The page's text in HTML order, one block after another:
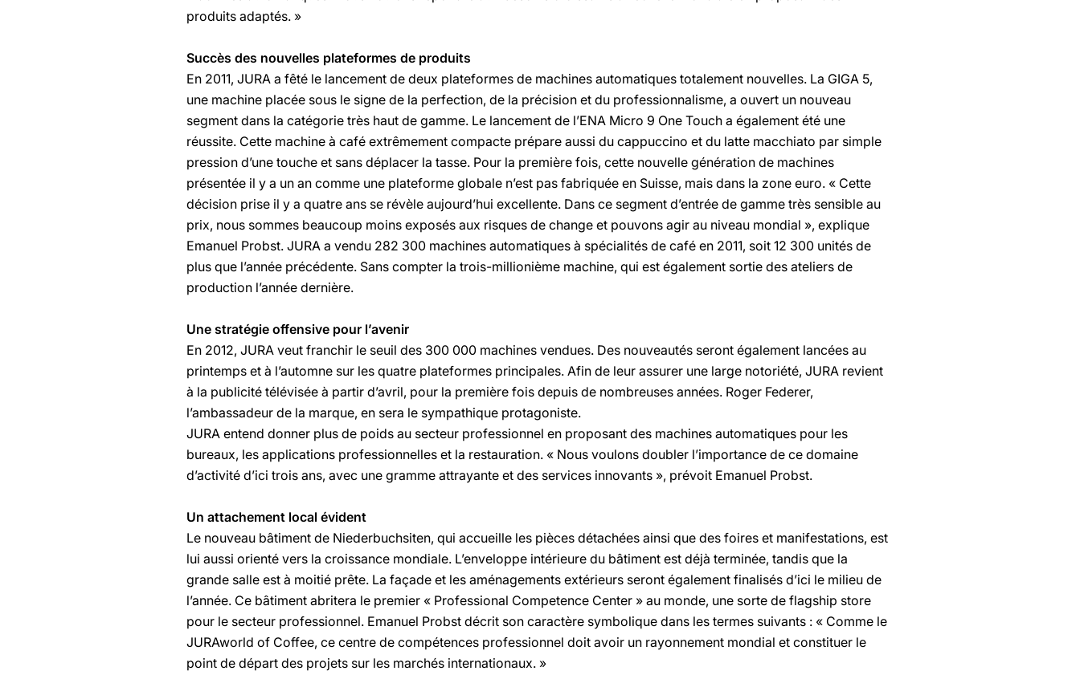
produits adaptés. »
Succès des nouvelles plateformes de produits
En 2011, JURA a fêté le lancement de deux plateformes de machines automatiques totalement nouvelles. La GIGA 5,
une machine placée sous le signe de la perfection, de la précision et du professionnalisme, a ouvert un nouveau
segment dans la catégorie très haut de gamme. Le lancement de l’ENA Micro 9 One Touch a également été une
réussite. Cette machine à café extrêmement compacte prépare aussi du cappuccino et du latte macchiato par simple
pression d’une touche et sans déplacer la tasse. Pour la première fois, cette nouvelle génération de machines
présentée il y a un an comme une plateforme globale n’est pas fabriquée en Suisse, mais dans la zone euro. « Cette
décision prise il y a quatre ans se révèle aujourd’hui excellente. Dans ce segment d’entrée de gamme très sensible au
prix, nous sommes beaucoup moins exposés aux risques de change et pouvons agir au niveau mondial », explique
Emanuel Probst. JURA a vendu 282 300 machines automatiques à spécialités de café en 2011, soit 12 300 unités de
plus que l’année précédente. Sans compter la trois-millionième machine, qui est également sortie des ateliers de
production l’année dernière.
Une stratégie offensive pour l’avenir
En 2012, JURA veut franchir le seuil des 300 000 machines vendues. Des nouveautés seront également lancées au
printemps et à l’automne sur les quatre plateformes principales. Afin de leur assurer une large notoriété, JURA revient
à la publicité télévisée à partir d’avril, pour la première fois depuis de nombreuses années. Roger Federer,
l’ambassadeur de la marque, en sera le sympathique protagoniste.
JURA entend donner plus de poids au secteur professionnel en proposant des machines automatiques pour les
bureaux, les applications professionnelles et la restauration. « Nous voulons doubler l’importance de ce domaine
d’activité d’ici trois ans, avec une gramme attrayante et des services innovants », prévoit Emanuel Probst.
Un attachement local évident
Le nouveau bâtiment de Niederbuchsiten, qui accueille les pièces détachées ainsi que des foires et manifestations, est
lui aussi orienté vers la croissance mondiale. L’enveloppe intérieure du bâtiment est déjà terminée, tandis que la
grande salle est à moitié prête. La façade et les aménagements extérieurs seront également finalisés d’ici le milieu de
l’année. Ce bâtiment abritera le premier « Professional Competence Center » au monde, une sorte de flagship store
pour le secteur professionnel. Emanuel Probst décrit son caractère symbolique dans les termes suivants : « Comme le
JURAworld of Coffee, ce centre de compétences professionnel doit avoir un rayonnement mondial et constituer le
point de départ des projets sur les marchés internationaux. »